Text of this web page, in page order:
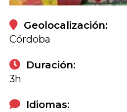
Geolocalización:
Córdoba
Duración:
3h
Idiomas: